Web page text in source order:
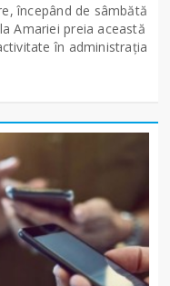
începând de sâmbătă
Amariei preia această
în administrația